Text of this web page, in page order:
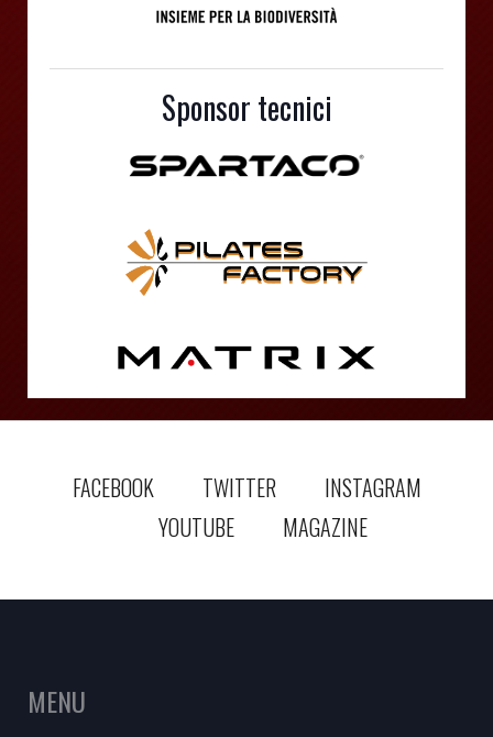
Sponsor tecnici
FACEBOOK TWITTER
INSTAGRAM
YOUTUBE
MAGAZINE
MENU